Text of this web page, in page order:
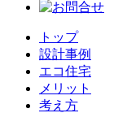
トップ
設計事例
エコ住宅
メリット
考え方